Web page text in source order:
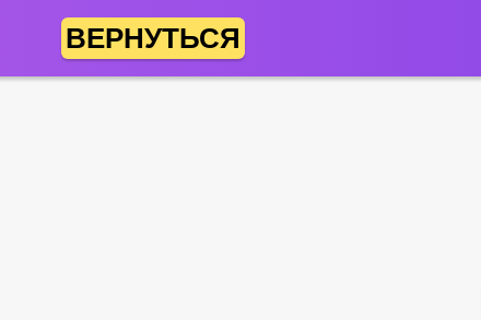
ВЕРНУТЬСЯ